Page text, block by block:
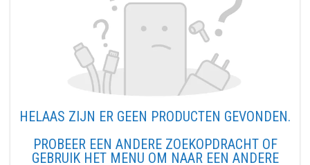
HELAAS ZIJN ER GEEN PRODUCTEN GEVONDEN.
PROBEER EEN ANDERE ZOEKOPDRACHT OF
GEBRUIK HET MENU OM NAAR EEN ANDERE